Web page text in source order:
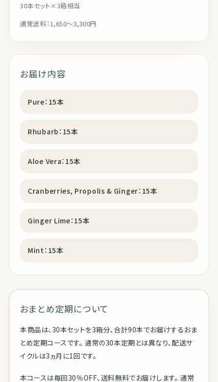
30本セット×3箱相当
通常送料：1,650〜3,300円
お届け内容
Pure：15本
Rhubarb：15本
Aloe Vera：15本
Cranberries, Propolis & Ginger：15本
Ginger Lime：15本
Mint：15本
おまとめ定期について
本商品は、30本セットを3箱分、合計90本でお届けするおま
とめ定期コースです。 通常の30本定期とは異なり、配送サ
イクルは3ヵ月に1回です。
本コースは毎回30％OFF、送料無料でお届けします。 通常